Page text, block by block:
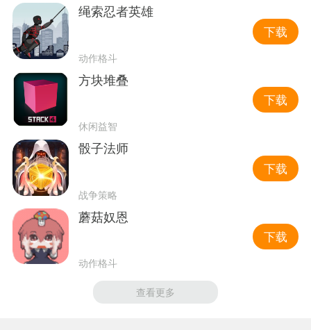
绳索忍者英雄
动作格斗
下载
方块堆叠
休闲益智
下载
骰子法师
战争策略
下载
蘑菇奴恩
动作格斗
下载
查看更多